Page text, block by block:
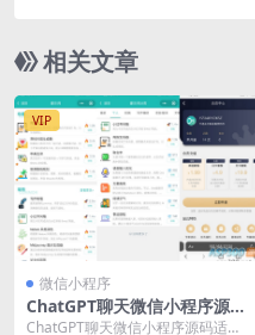
相关文章
VIP
微信小程序
ChatGPT聊天微信小程序源码
适配H5和WEB端
ChatGPT聊天微信小程序源码适配